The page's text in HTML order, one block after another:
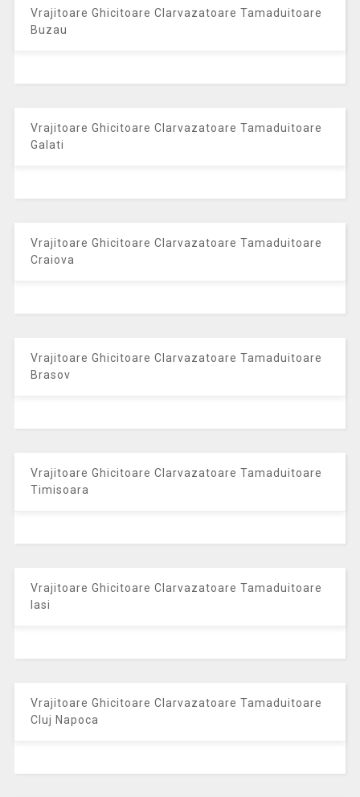
Vrajitoare Ghicitoare Clarvazatoare Tamaduitoare
Buzau
Vrajitoare Ghicitoare Clarvazatoare Tamaduitoare
Galati
Vrajitoare Ghicitoare Clarvazatoare Tamaduitoare
Craiova
Vrajitoare Ghicitoare Clarvazatoare Tamaduitoare
Brasov
Vrajitoare Ghicitoare Clarvazatoare Tamaduitoare
Timisoara
Vrajitoare Ghicitoare Clarvazatoare Tamaduitoare
Iasi
Vrajitoare Ghicitoare Clarvazatoare Tamaduitoare
Cluj Napoca